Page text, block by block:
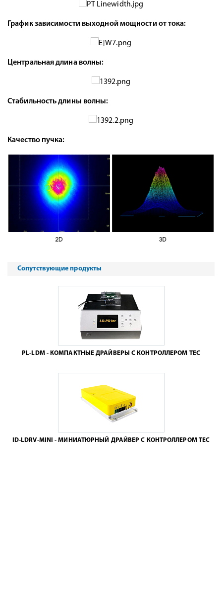
График зависимости выходной мощности от тока:
Центральная длина волны:
Стабильность длины волны:
Качество пучка:
Сопутствующие продукты
PL-LDM - КОМПАКТНЫЕ ДРАЙВЕРЫ С КОНТРОЛЛЕРОМ TEC
ID-LDRV-MINI - МИНИАТЮРНЫЙ ДРАЙВЕР С КОНТРОЛЛЕРОМ TEC